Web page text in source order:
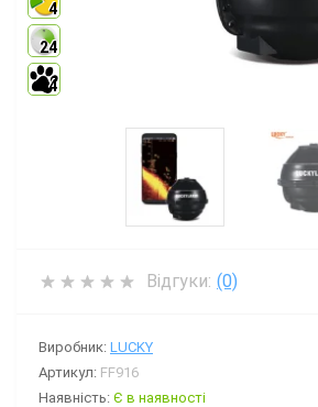
4
24
4
Відгуки: (0)
Виробник: LUCKY
Артикул: FF916
Наявність: Є в наявності